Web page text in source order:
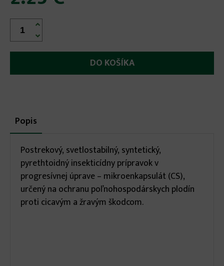


More
infos
Popis
karta)
Postrekový, svetlostabilný, syntetický,
pyrethtoidný insekticídny prípravok v
progresívnej úprave – mikroenkapsulát (CS),
určený na ochranu poľnohospodárskych plodín
proti cicavým a žravým škodcom.